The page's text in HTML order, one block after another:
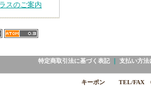
スのご案内
特定商取引法に基づく表記｜ 支払い方法
キーポン TEL/FAX